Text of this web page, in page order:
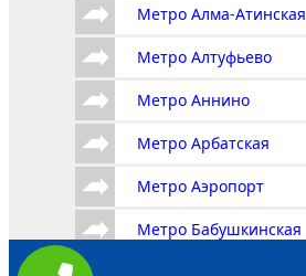
Метро Алма-Атинская
Метро Алтуфьево
Метро Аннино
Метро Арбатская
Метро Аэропорт
Метро Бабушкинская